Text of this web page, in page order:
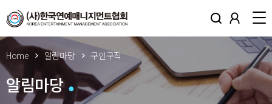
Home 알림마당 구인구직
알림마당